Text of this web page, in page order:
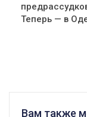
Теперь — в
Вам также